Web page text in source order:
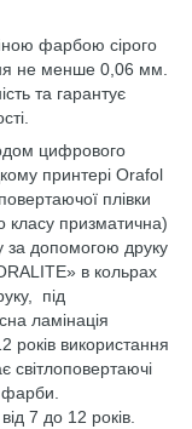
фарбою сірого
не менше 0,06 мм.
та гарантує
цифрового
принтері Orafol
плівки
класу призматична)
за допомогою друку
в кольрах
під
ламінація
років використання
світлоповертаючі
фарби.
7 до 12 років.